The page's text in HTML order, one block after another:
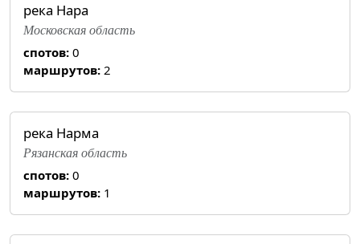
река Нара
Московская область
спотов: 0
маршрутов: 2
река Нарма
Рязанская область
спотов: 0
маршрутов: 1